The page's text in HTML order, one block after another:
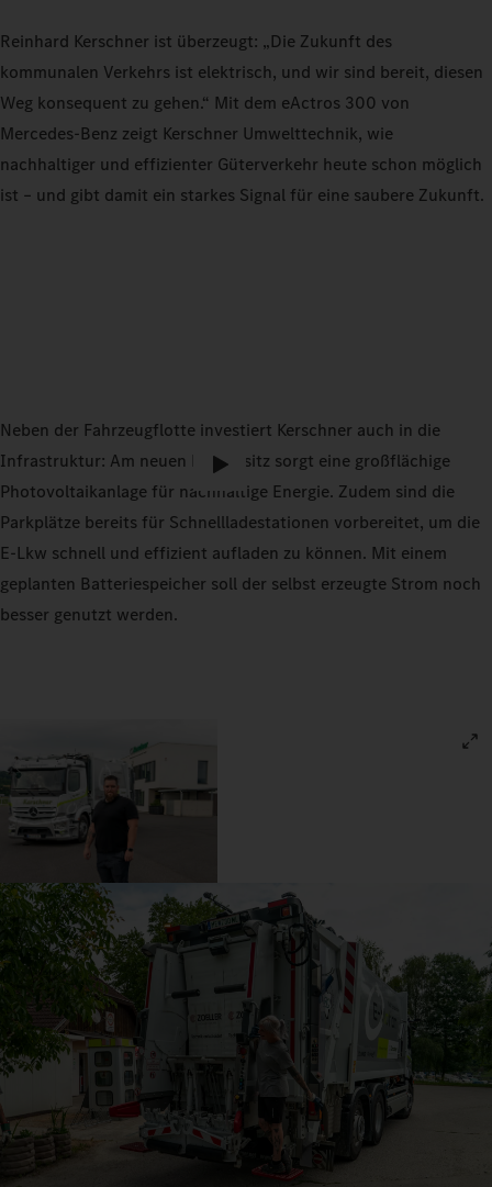
Reinhard Kerschner ist überzeugt: „Die Zukunft des
kommunalen Verkehrs ist elektrisch, und wir sind bereit, diesen
Weg konsequent zu gehen.“ Mit dem eActros 300 von
Mercedes-Benz zeigt Kerschner Umwelttechnik, wie
nachhaltiger und effizienter Güterverkehr heute schon möglich
ist – und gibt damit ein starkes Signal für eine saubere Zukunft.
Infrastruktur: Am neuen Firmensitz sorgt eine großflächige
Photovoltaikanlage für nachhaltige Energie. Zudem sind die
Parkplätze bereits für Schnellladestationen vorbereitet, um die
E-Lkw schnell und effizient aufladen zu können. Mit einem
geplanten Batteriespeicher soll der selbst erzeugte Strom noch
besser genutzt werden.